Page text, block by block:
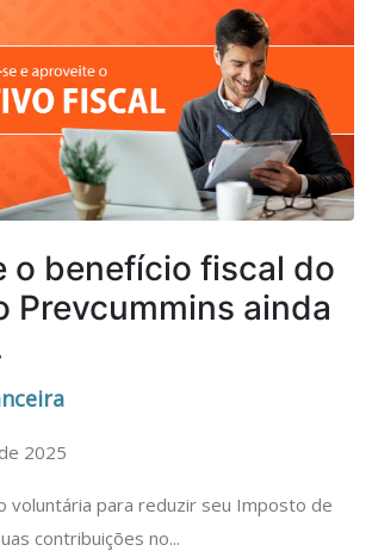
o benefício fiscal do
Prevcummins ainda
2025
voluntária para reduzir seu Imposto de
contribuições no...